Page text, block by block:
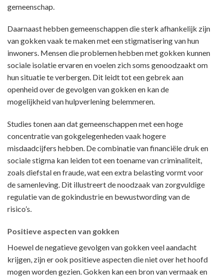
gemeenschap.
Daarnaast hebben gemeenschappen die sterk afhankelijk zijn
van gokken vaak te maken met een stigmatisering van hun
inwoners. Mensen die problemen hebben met gokken kunnen
sociale isolatie ervaren en voelen zich soms genoodzaakt om
hun situatie te verbergen. Dit leidt tot een gebrek aan
openheid over de gevolgen van gokken en kan de
mogelijkheid van hulpverlening belemmeren.
Studies tonen aan dat gemeenschappen met een hoge
concentratie van gokgelegenheden vaak hogere
misdaadcijfers hebben. De combinatie van financiële druk en
sociale stigma kan leiden tot een toename van criminaliteit,
zoals diefstal en fraude, wat een extra belasting vormt voor
de samenleving. Dit illustreert de noodzaak van zorgvuldige
regulatie van de gokindustrie en bewustwording van de
risico’s.
Positieve aspecten van gokken
Hoewel de negatieve gevolgen van gokken veel aandacht
krijgen, zijn er ook positieve aspecten die niet over het hoofd
mogen worden gezien. Gokken kan een bron van vermaak en